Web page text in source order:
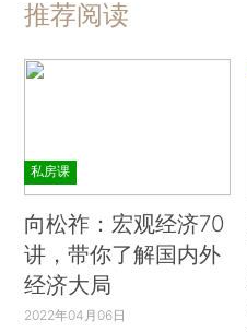
推荐阅读
私房课
向松祚：宏观经济70
讲，带你了解国内外
经济大局
2022年04月06日